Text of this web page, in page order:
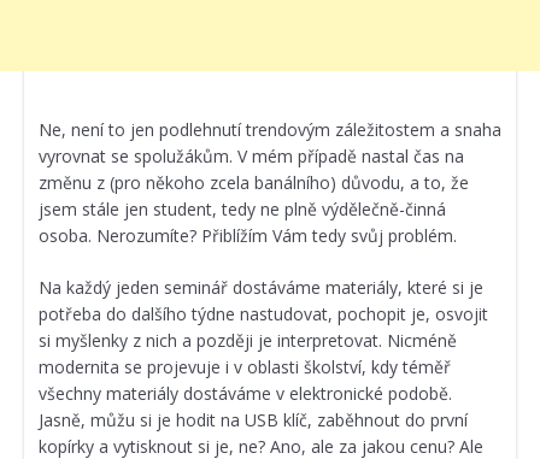
Ne, není to jen podlehnutí trendovým záležitostem a snaha
vyrovnat se spolužákům. V mém případě nastal čas na
změnu z (pro někoho zcela banálního) důvodu, a to, že
jsem stále jen student, tedy ne plně výdělečně-činná
osoba. Nerozumíte? Přiblížím Vám tedy svůj problém.
Na každý jeden seminář dostáváme materiály, které si je
potřeba do dalšího týdne nastudovat, pochopit je, osvojit
si myšlenky z nich a později je interpretovat. Nicméně
modernita se projevuje i v oblasti školství, kdy téměř
všechny materiály dostáváme v elektronické podobě.
Jasně, můžu si je hodit na USB klíč, zaběhnout do první
kopírky a vytisknout si je, ne? Ano, ale za jakou cenu? Ale